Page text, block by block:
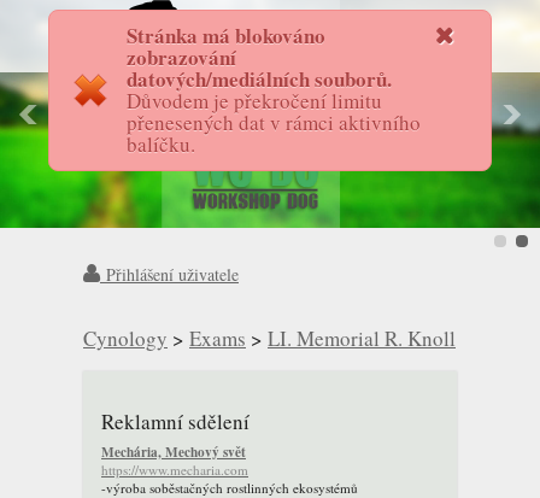
Stránka má blokováno
zobrazování
datových/mediálních souborů.
Důvodem je překročení limitu
přenesených dat v rámci aktivního
balíčku.
FotostoryAS
Přihlášení uživatele
Cynology > Exams > LI. Memorial R. Knoll
Reklamní sdělení
Mechária, Mechový svět
https://www.mecharia.com
-výroba soběstačných rostlinných ekosystémů